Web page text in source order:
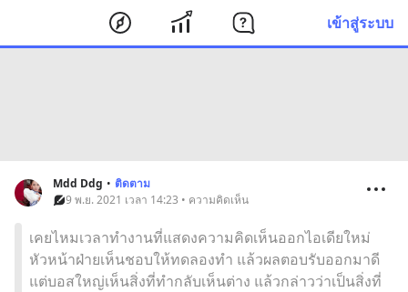
เข้าสู่ระบบ
Mdd Ddg • ติดตาม
9 พ.ย. 2021 เวลา 14:23 • ความคิดเห็น
เคยไหมเวลาทำงานที่แสดงความคิดเห็นออกไอเดียใหม่
หัวหน้าฝ่ายเห็นชอบให้ทดลองทำ แล้วผลตอบรับออกมาดี
แต่บอสใหญ่เห็นสิ่งที่ทำกลับเห็นต่าง​ แล้วกล่าวว่าเป็นสิ่งที่